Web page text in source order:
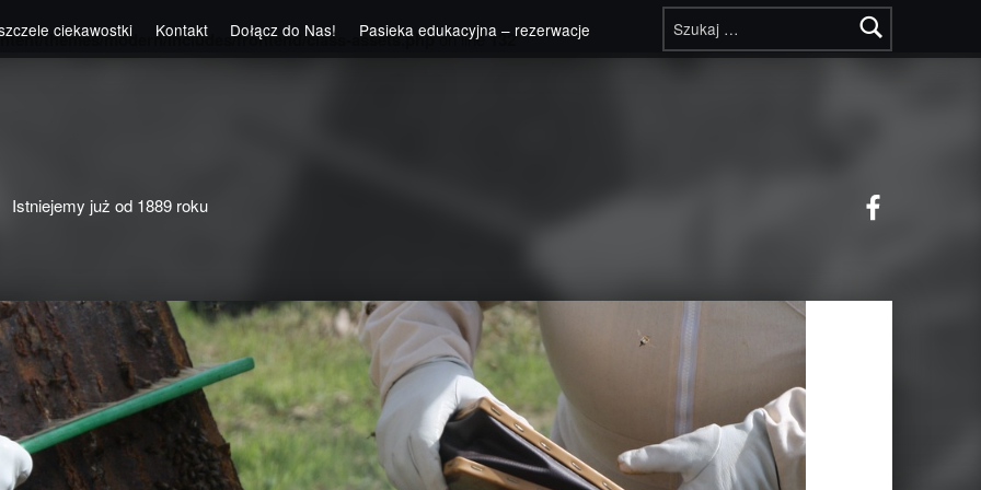
themes/modern/includes/frontend/class-assets.phpon line132
Szukaj:
ciekawostki Kontakt Dołącz do Nas! Pasieka edukacyjna – rezerwacje
Istniejemy już od 1889 roku